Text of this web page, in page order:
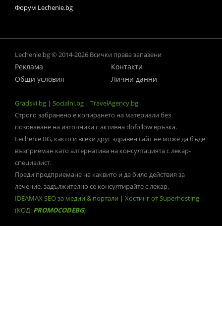
Форум Lechenie.bg
Lechenie.bg © 2014-2026 Всички права запазени
Реклама
Контакти
Общи условия
Лични данни
Gradski.bg | Socialni.bg | TravelAgency.bg
Строго забранено е копирането на материали без
позоваване на източника с активна dofollow връзка.
Lechenie.BG, както и всеки друг здравен сайт не може да бъде
възприеман като алтернатива на консултацията с лекар-
специалист.
Преди предприемане на каквито и да било действия за
лечение, задължително се консултирайте с лекар.
IDEAMAX SEO за медии & портали | Хостинг от Superhosting
(КОД: PROMOCODEBG)